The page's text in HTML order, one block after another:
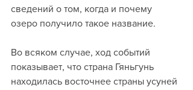
сведений о том, когда и почему
озеро получило такое название.
Во всяком случае, ход событий
показывает, что страна Гяньгунь
находилась восточнее страны усуней